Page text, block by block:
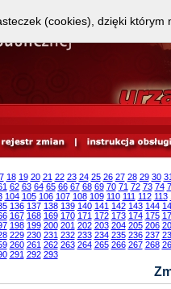
18 19 20 21 22 23 24 25 26 27 28 29 30
62 63 64 65 66 67 68 69 70 71 72 73 74
104 105 106 107 108 109 110 111 112 113
136 137 138 139 140 141 142 143 144
167 168 169 170 171 172 173 174 175
198 199 200 201 202 203 204 205 206
229 230 231 232 233 234 235 236 237
260 261 262 263 264 265 266 267 268
291 292 293
(cookies), dzięki którym